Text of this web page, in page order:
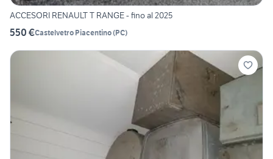
ACCESORI RENAULT T RANGE - fino al 2025
550 €Castelvetro Piacentino(PC)